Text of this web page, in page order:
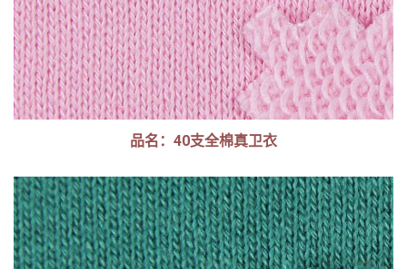
品名：40支全棉真卫衣